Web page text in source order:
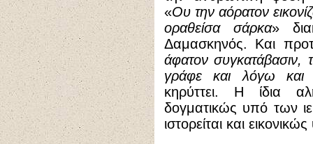
«Ου την αόρατον
οραθείσα σάρκα»
Δαμασκηνός. Και
άφατον
γράφε και λόγω και
κηρύττει. Η ίδια
δογματικώς υπό των
ιστορείται και